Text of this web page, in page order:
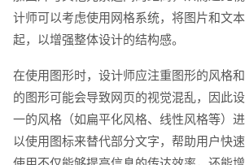
计师可以考虑使用网格系统，将图片和文
起，以增强整体设计的结构感。
在使用图形时，设计师应注重图形的风格
的图形可能会导致网页的视觉混乱，因此
一的风格（如扁平化风格、线性风格等）
以使用图标来替代部分文字，帮助用户快